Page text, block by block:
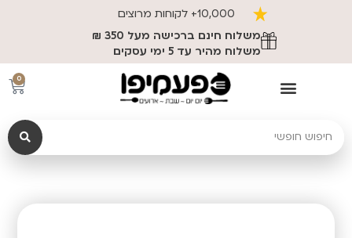
10,000+ לקוחות מרוצים
משלוח חינם ברכישה מעל 350 ₪
משלוח מהיר עד 5 ימי עסקים
0